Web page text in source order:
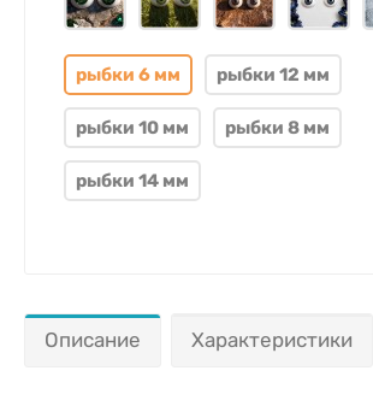
рыбки 6 мм рыбки 12 мм
рыбки 10 мм рыбки 8 мм
рыбки 14 мм
Описание Характеристики